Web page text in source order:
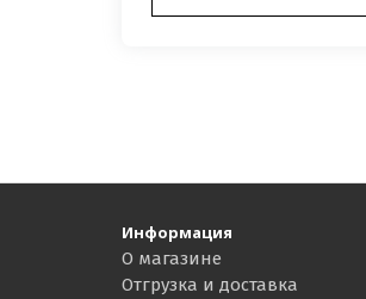
Информация
О магазине
Отгрузка и доставка